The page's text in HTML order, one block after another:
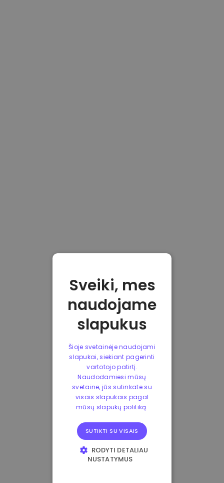
Sveiki, mes
naudojame
slapukus
Šioje svetainėje naudojami
slapukai, siekiant pagerinti
vartotojo patirtį.
Naudodamiesi mūsų
svetaine, jūs sutinkate su
visais slapukais pagal
mūsų slapukų politiką.
SUTIKTI SU VISAIS
RODYTI DETALIAU
NUSTATYMUS